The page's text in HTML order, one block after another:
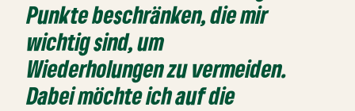
Punkte beschränken, die mir
wichtig sind, um
Wiederholungen zu vermeiden.
Dabei möchte ich auf die